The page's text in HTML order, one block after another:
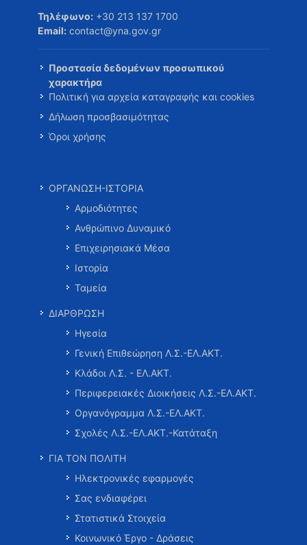
Τηλέφωνο: +30 213 137 1700
Email: contact@yna.gov.gr
Προστασία δεδομένων προσωπικού
χαρακτήρα
Πολιτική για αρχεία καταγραφής και cookies
Δήλωση προσβασιμότητας
Όροι χρήσης
ΟΡΓΑΝΩΣΗ-ΙΣΤΟΡΙΑ
Αρμοδιότητες
Ανθρώπινο Δυναμικό
Επιχειρησιακά Μέσα
Ιστορία
Ταμεία
ΔΙΑΡΘΡΩΣΗ
Ηγεσία
Γενική Επιθεώρηση Λ.Σ.-ΕΛ.ΑΚΤ.
Κλάδοι Λ.Σ. - ΕΛ.ΑΚΤ.
Περιφερειακές Διοικήσεις Λ.Σ.-ΕΛ.ΑΚΤ.
Οργανόγραμμα Λ.Σ.-ΕΛ.ΑΚΤ.
Σχολές Λ.Σ.-ΕΛ.ΑΚΤ.-Κατάταξη
ΓΙΑ ΤΟΝ ΠΟΛΙΤΗ
Ηλεκτρονικές εφαρμογές
Σας ενδιαφέρει
Στατιστικά Στοιχεία
Κοινωνικό Έργο - Δράσεις